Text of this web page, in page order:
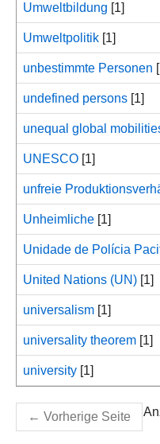
Umweltbildung [1]
Umweltpolitik [1]
unbestimmte Personen
undefined persons [1]
unequal global
UNESCO [1]
unfreie
Unheimliche [1]
Unidade de Polícia
United Nations (UN) [1]
universalism [1]
universality theorem [1]
university [1]
← Vorherige Seite